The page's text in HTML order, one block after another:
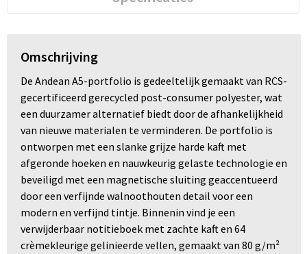
Omschrijving
De Andean A5-portfolio is gedeeltelijk gemaakt van RCS-
gecertificeerd gerecycled post-consumer polyester, wat
een duurzamer alternatief biedt door de afhankelijkheid
van nieuwe materialen te verminderen. De portfolio is
ontworpen met een slanke grijze harde kaft met
afgeronde hoeken en nauwkeurig gelaste technologie en
beveiligd met een magnetische sluiting geaccentueerd
door een verfijnde walnoothouten detail voor een
modern en verfijnd tintje. Binnenin vind je een
verwijderbaar notitieboek met zachte kaft en 64
crèmekleurige gelinieerde vellen, gemaakt van 80 g/m²